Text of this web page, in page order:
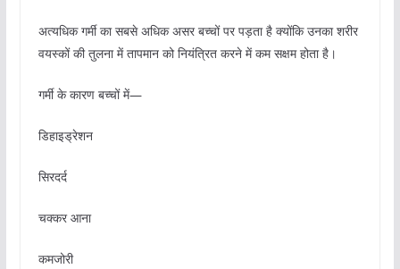
अत्यधिक गर्मी का सबसे अधिक असर बच्चों पर पड़ता है क्योंकि उनका शरीर
वयस्कों की तुलना में तापमान को नियंत्रित करने में कम सक्षम होता है।
गर्मी के कारण बच्चों में—
डिहाइड्रेशन
सिरदर्द
चक्कर आना
कमजोरी